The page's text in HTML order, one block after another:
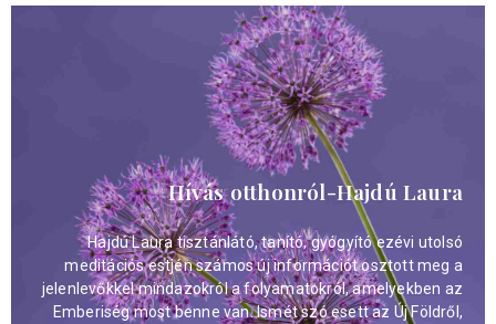
Hívás otthonról-Hajdú Laura
Hajdú Laura tisztánlátó, tanító, gyógyító ezévi utolsó
meditációs estjén számos új információt osztott meg a
jelenlevőkkel mindazokról a folyamatokról, amelyekben az
Emberiség most benne van. Ismét szó esett az Új Földről,